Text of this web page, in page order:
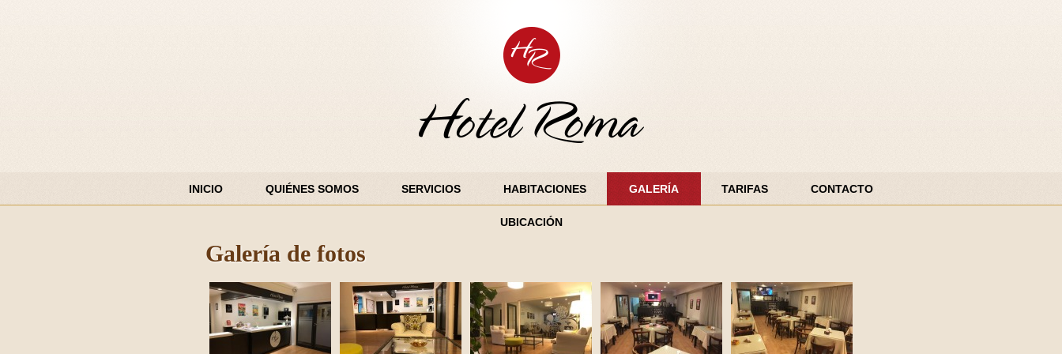
INICIO QUIÉNES SOMOS SERVICIOS HABITACIONES GALERÍA TARIFAS CONTACTO
UBICACIÓN
Galería de fotos